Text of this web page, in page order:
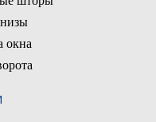
окна